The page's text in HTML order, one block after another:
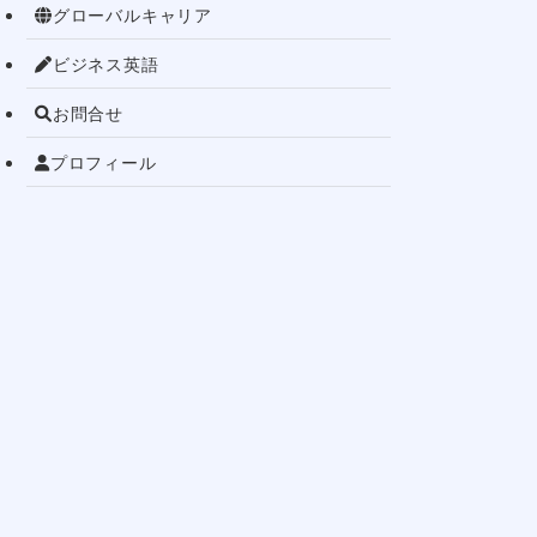
グローバルキャリア
ビジネス英語
お問合せ
プロフィール